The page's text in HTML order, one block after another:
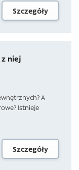
Szczegóły
z niej
A
Istnieje
Szczegóły